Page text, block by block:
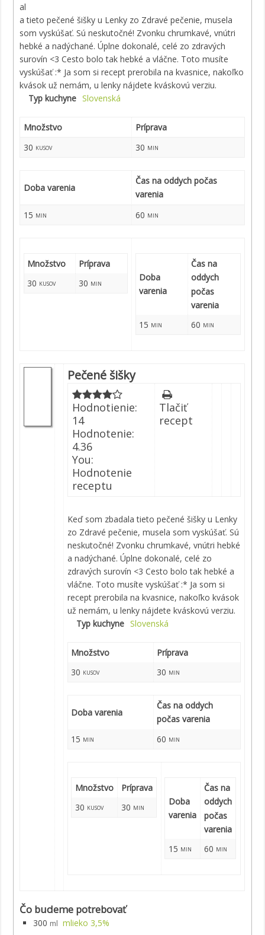
al
a tieto pečené šišky u Lenky zo Zdravé pečenie, musela
som vyskúšať. Sú neskutočné! Zvonku chrumkavé, vnútri
hebké a nadýchané. Úplne dokonalé, celé zo zdravých
surovín <3 Cesto bolo tak hebké a vláčne. Toto musíte
vyskúšať :* Ja som si recept prerobila na kvasnice, nakoľko
kvások už nemám, u lenky nájdete kváskovú verziu.
Typ kuchyne Slovenská
Množstvo
Príprava
30 kusov 30 min
Doba varenia
Čas na oddych počas
varenia
15 min 60 min
Množstvo
Príprava
30 kusov 30 min
Doba
varenia
Čas na
oddych
počas
varenia
15 min 60 min
Pečené šišky
Hodnotienie:
14
Hodnotenie:
4.36
You:
Hodnotenie
receptu
Tlačiť
recept
Keď som zbadala tieto pečené šišky u Lenky
zo Zdravé pečenie, musela som vyskúšať. Sú
neskutočné! Zvonku chrumkavé, vnútri hebké
a nadýchané. Úplne dokonalé, celé zo
zdravých surovín <3 Cesto bolo tak hebké a
vláčne. Toto musíte vyskúšať :* Ja som si
recept prerobila na kvasnice, nakoľko kvások
už nemám, u lenky nájdete kváskovú verziu.
Typ kuchyne Slovenská
Množstvo
Príprava
30 kusov 30 min
Doba varenia
Čas na oddych
počas varenia
15 min 60 min
Množstvo
Príprava
30 kusov 30 min
Doba
varenia
Čas na
oddych
počas
varenia
15 min 60 min
Čo budeme potrebovať
300 ml mlieko 3,5%